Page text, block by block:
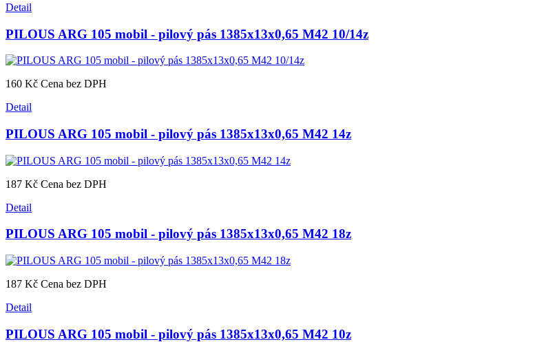
Detail
PILOUS ARG 105 mobil - pilový pás 1385x13x0,65 M42 10/14z
160 Kč Cena bez DPH
Detail
PILOUS ARG 105 mobil - pilový pás 1385x13x0,65 M42 14z
187 Kč Cena bez DPH
Detail
PILOUS ARG 105 mobil - pilový pás 1385x13x0,65 M42 18z
187 Kč Cena bez DPH
Detail
PILOUS ARG 105 mobil - pilový pás 1385x13x0,65 M42 10z